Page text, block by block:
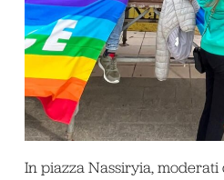
In piazza Nassiryia,